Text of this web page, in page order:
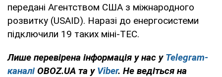
передані Агентством США з міжнародного
розвитку (USAID). Наразі до енергосистеми
підключили 19 таких міні-ТЕС.
Лише перевірена інформація у нас у Telegram-
каналі OBOZ.UA та у Viber. Не ведіться на